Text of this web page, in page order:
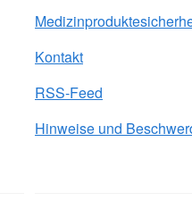
Kontakt
RSS-Feed
Hinweise und